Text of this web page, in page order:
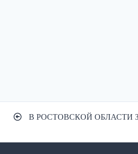
Навигация
записям
В РОСТОВСКОЙ ОБЛАСТИ